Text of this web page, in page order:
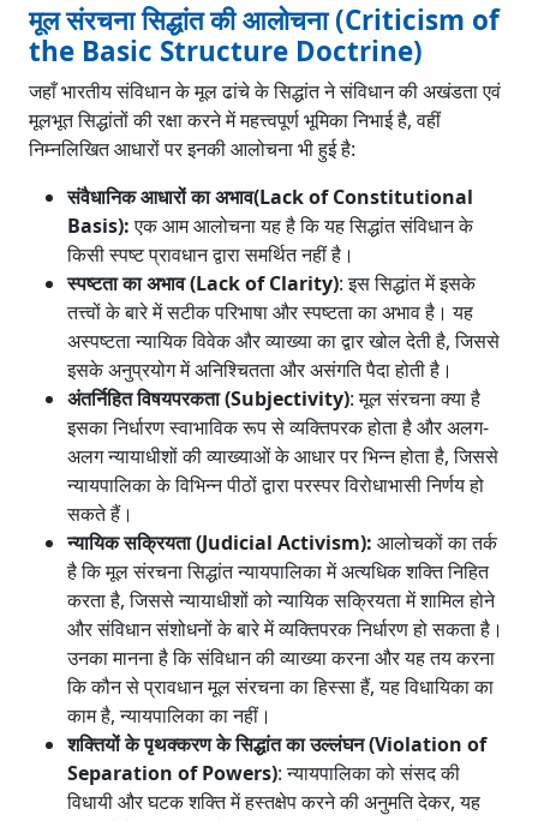
मूल संरचना सिद्धांत की आलोचना (Criticism of
the Basic Structure Doctrine)
जहाँ भारतीय संविधान के मूल ढांचे के सिद्धांत ने संविधान की अखंडता एवं
मूलभूत सिद्धांतों की रक्षा करने में महत्त्वपूर्ण भूमिका निभाई है, वहीं
निम्नलिखित आधारों पर इनकी आलोचना भी हुई है:
संवैधानिक आधारों का अभाव(Lack of Constitutional
Basis):एक आम आलोचना यह है कि यह सिद्धांत संविधान के
किसी स्पष्ट प्रावधान द्वारा समर्थित नहीं है।
स्पष्टता का अभाव (Lack of Clarity): इस सिद्धांत में इसके
तत्त्वों के बारे में सटीक परिभाषा और स्पष्टता का अभाव है। यह
अस्पष्टता न्यायिक विवेक और व्याख्या का द्वार खोल देती है, जिससे
इसके अनुप्रयोग में अनिश्चितता और असंगति पैदा होती है।
अंतर्निहित विषयपरकता (Subjectivity): मूल संरचना क्या है
इसका निर्धारण स्वाभाविक रूप से व्यक्तिपरक होता है और अलग-
अलग न्यायाधीशों की व्याख्याओं के आधार पर भिन्न होता है, जिससे
न्यायपालिका के विभिन्न पीठों द्वारा परस्पर विरोधाभासी निर्णय हो
सकते हैं।
न्यायिक सक्रियता (Judicial Activism): आलोचकों का तर्क
है कि मूल संरचना सिद्धांत न्यायपालिका में अत्यधिक शक्ति निहित
करता है, जिससे न्यायाधीशों को न्यायिक सक्रियता में शामिल होने
और संविधान संशोधनों के बारे में व्यक्तिपरक निर्धारण हो सकता है।
उनका मानना है कि संविधान की व्याख्या करना और यह तय करना
कि कौन से प्रावधान मूल संरचना का हिस्सा हैं, यह विधायिका का
काम है, न्यायपालिका का नहीं।
शक्तियों के पृथक्करण के सिद्धांत का उल्लंघन (Violation of
Separation of Powers): न्यायपालिका को संसद की
विधायी और घटक शक्ति में हस्तक्षेप करने की अनुमति देकर, यह